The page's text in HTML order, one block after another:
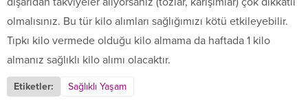
olmalısınız. Bu tür kilo alımları sağlığımızı kötü etkileyebilir.
Tıpkı kilo vermede olduğu kilo almama da haftada 1 kilo
almanız sağlıklı kilo alımı olacaktır.
Etiketler: Sağlıklı Yaşam